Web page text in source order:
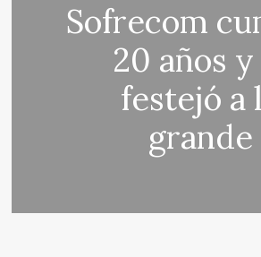
Sofrecom
20 años
festejó a
grande